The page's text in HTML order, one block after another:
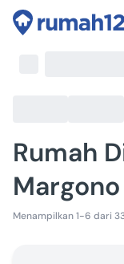
Rumah
Menampilkan 1-6 dari